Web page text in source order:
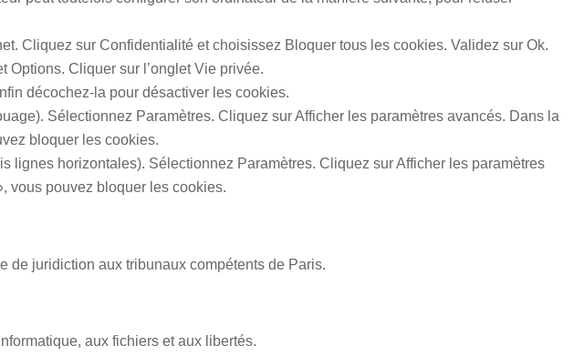
Cliquez sur Confidentialité et choisissez Bloquer tous les cookies. Validez sur Ok.
Options. Cliquer sur l’onglet Vie privée.
décochez-la pour désactiver les cookies.
Sélectionnez Paramètres. Cliquez sur Afficher les paramètres avancés. Dans la
bloquer les cookies.
lignes horizontales). Sélectionnez Paramètres. Cliquez sur Afficher les paramètres
vous pouvez bloquer les cookies.
de juridiction aux tribunaux compétents de Paris.
aux fichiers et aux libertés.